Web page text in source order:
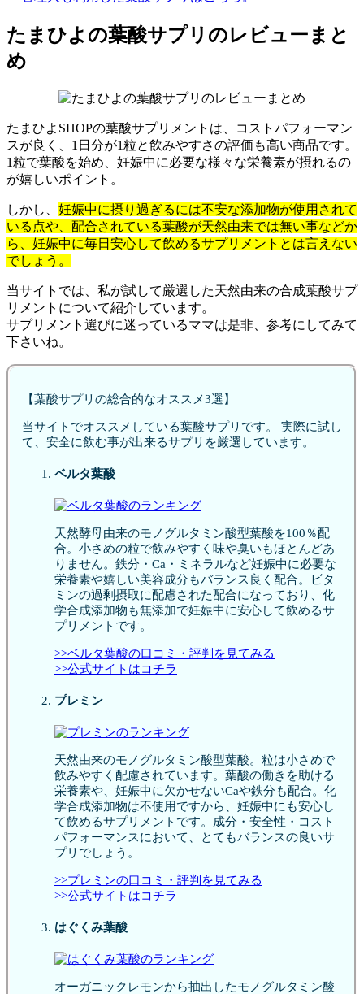
たまひよの葉酸サプリのレビューまと
め
たまひよSHOPの葉酸サプリメントは、コストパフォーマン
スが良く、1日分が1粒と飲みやすさの評価も高い商品です。
1粒で葉酸を始め、妊娠中に必要な様々な栄養素が摂れるの
が嬉しいポイント。
しかし、 妊娠中に摂り過ぎるには不安な添加物が使用されて
いる点や、配合されている葉酸が天然由来では無い事などか
ら、妊娠中に毎日安心して飲めるサプリメントとは言えない
でしょう。
当サイトでは、私が試して厳選した天然由来の合成葉酸サプ
リメントについて紹介しています。
サプリメント選びに迷っているママは是非、参考にしてみて
下さいね。
【葉酸サプリの総合的なオススメ3選】
当サイトでオススメしている葉酸サプリです。 実際に試し
て、安全に飲む事が出来るサプリを厳選しています。
ベルタ葉酸
天然酵母由来のモノグルタミン酸型葉酸を100％配
合。小さめの粒で飲みやすく味や臭いもほとんどあ
りません。鉄分・Ca・ミネラルなど妊娠中に必要な
栄養素や嬉しい美容成分もバランス良く配合。ビタ
ミンの過剰摂取に配慮された配合になっており、化
学合成添加物も無添加で妊娠中に安心して飲めるサ
プリメントです。
>>ベルタ葉酸の口コミ・評判を見てみる
>>公式サイトはコチラ
プレミン
天然由来のモノグルタミン酸型葉酸。粒は小さめで
飲みやすく配慮されています。葉酸の働きを助ける
栄養素や、妊娠中に欠かせないCaや鉄分も配合。化
学合成添加物は不使用ですから、妊娠中にも安心し
て飲めるサプリメントです。成分・安全性・コスト
パフォーマンスにおいて、とてもバランスの良いサ
プリでしょう。
>>プレミンの口コミ・評判を見てみる
>>公式サイトはコチラ
はぐくみ葉酸
オーガニックレモンから抽出したモノグルタミン酸